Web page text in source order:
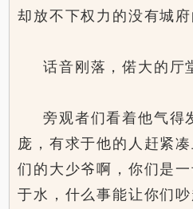
却放不下权力的没有城府
话音刚落，偌大的厅
旁观者们看着他气得
庞，有求于他的人赶紧
们的大少爷啊，你们是
于水，什么事能让你们吵